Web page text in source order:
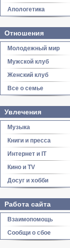
Апологетика
Отношения
Молодежный мир
Мужской клуб
Женский клуб
Все о семье
Увлечения
Музыка
Книги и пресса
Интернет и IT
Кино и TV
Досуг и хобби
Работа сайта
Взаимопомощь
Сообщи о сбое